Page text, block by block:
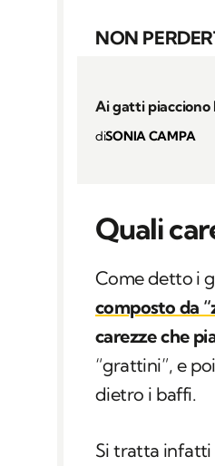
NON
Ai gatti piacciono
diSONIA CAMPA
Quali
Come detto i
composto da
carezze che
“grattini”, e poi
dietro i baffi.
Si tratta infatti